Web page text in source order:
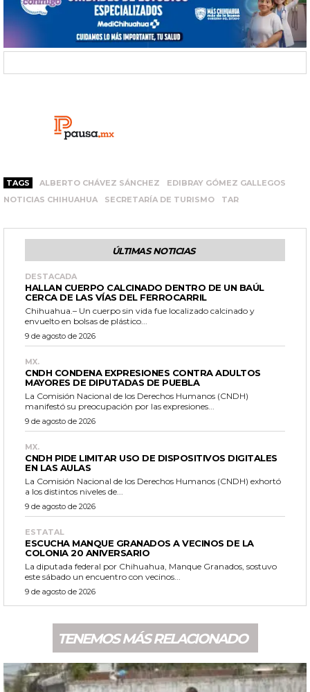
TAGS ALBERTO CHÁVEZ SÁNCHEZ
EDIBRAY GÓMEZ GALLEGOS
NOTICIAS CHIHUAHUA
SECRETARÍA DE TURISMO TAR
ÚLTIMAS NOTICIAS
DESTACADA
HALLAN CUERPO CALCINADO DENTRO DE UN BAÚL
CERCA DE LAS VÍAS DEL FERROCARRIL
Chihuahua.– Un cuerpo sin vida fue localizado calcinado y
envuelto en bolsas de plástico...
9 de agosto de 2026
MX.
CNDH CONDENA EXPRESIONES CONTRA ADULTOS
MAYORES DE DIPUTADAS DE PUEBLA
La Comisión Nacional de los Derechos Humanos (CNDH)
manifestó su preocupación por las expresiones...
9 de agosto de 2026
MX.
CNDH PIDE LIMITAR USO DE DISPOSITIVOS DIGITALES
EN LAS AULAS
La Comisión Nacional de los Derechos Humanos (CNDH) exhortó
a los distintos niveles de...
9 de agosto de 2026
ESTATAL
ESCUCHA MANQUE GRANADOS A VECINOS DE LA
COLONIA 20 ANIVERSARIO
La diputada federal por Chihuahua, Manque Granados, sostuvo
este sábado un encuentro con vecinos...
9 de agosto de 2026
TENEMOS MÁS RELACIONADO